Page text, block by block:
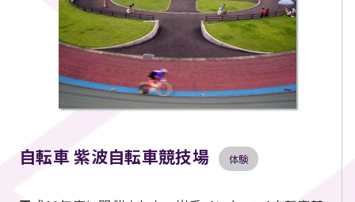
自転車 紫波自転車競技場 体験